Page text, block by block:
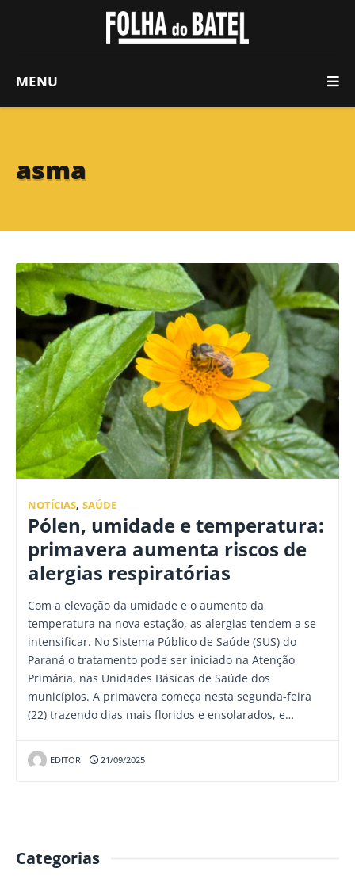
MENU
asma
NOTÍCIAS, SAÚDE
Pólen, umidade e temperatura:
primavera aumenta riscos de
alergias respiratórias
Com a elevação da umidade e o aumento da
temperatura na nova estação, as alergias tendem a se
intensificar. No Sistema Público de Saúde (SUS) do
Paraná o tratamento pode ser iniciado na Atenção
Primária, nas Unidades Básicas de Saúde dos
municípios. A primavera começa nesta segunda-feira
(22) trazendo dias mais floridos e ensolarados, e…
EDITOR 21/09/2025
Categorias